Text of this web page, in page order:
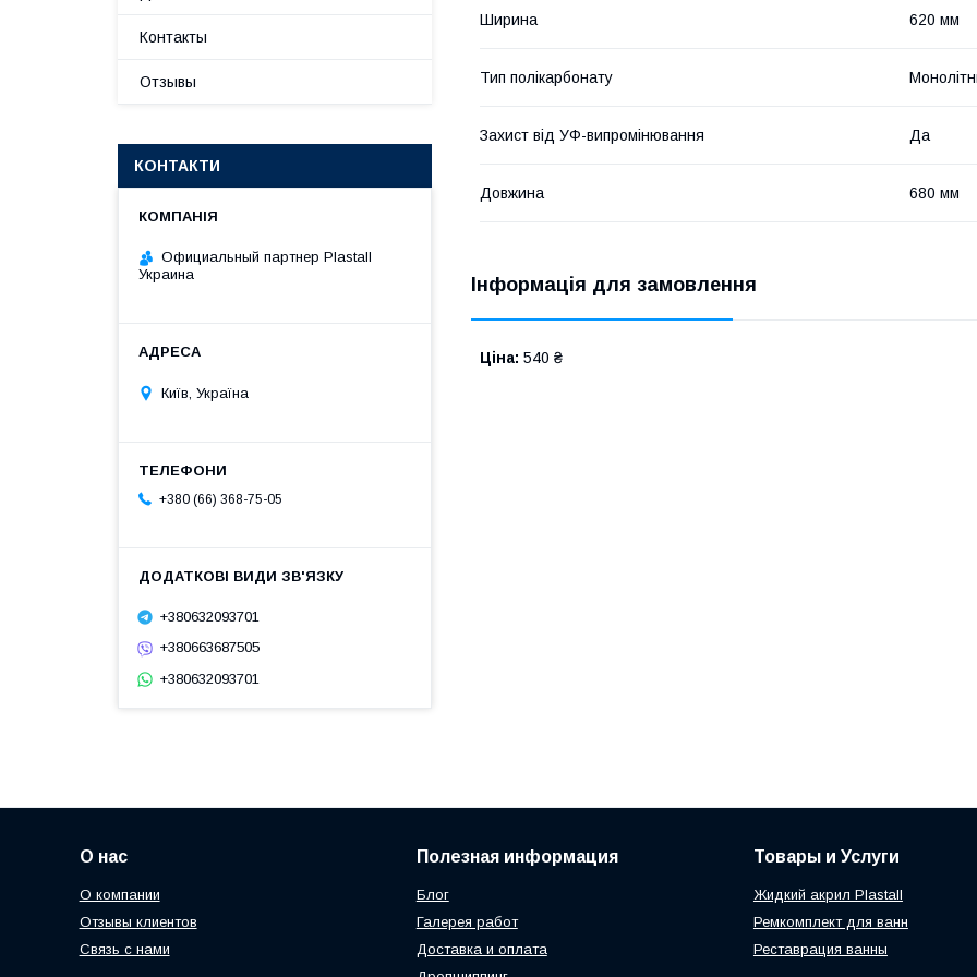
Ширина 620 мм
Тип полікарбонату
Захист від УФ-випромінювання Да
Довжина 680 мм
Інформація для замовлення
Ціна: 540 ₴
Контакты
Отзывы
КОНТАКТИ
Официальный партнер Plastall
Украина
Київ, Україна
+380 (66) 368-75-05
+380632093701
+380663687505
+380632093701
О нас
О компании
Отзывы клиентов
Связь с нами
Полезная информация
Блог
Галерея работ
Доставка и оплата
Товары и Услуги
Жидкий акрил Plastall
Ремкомплект для ванн
Реставрация ванны